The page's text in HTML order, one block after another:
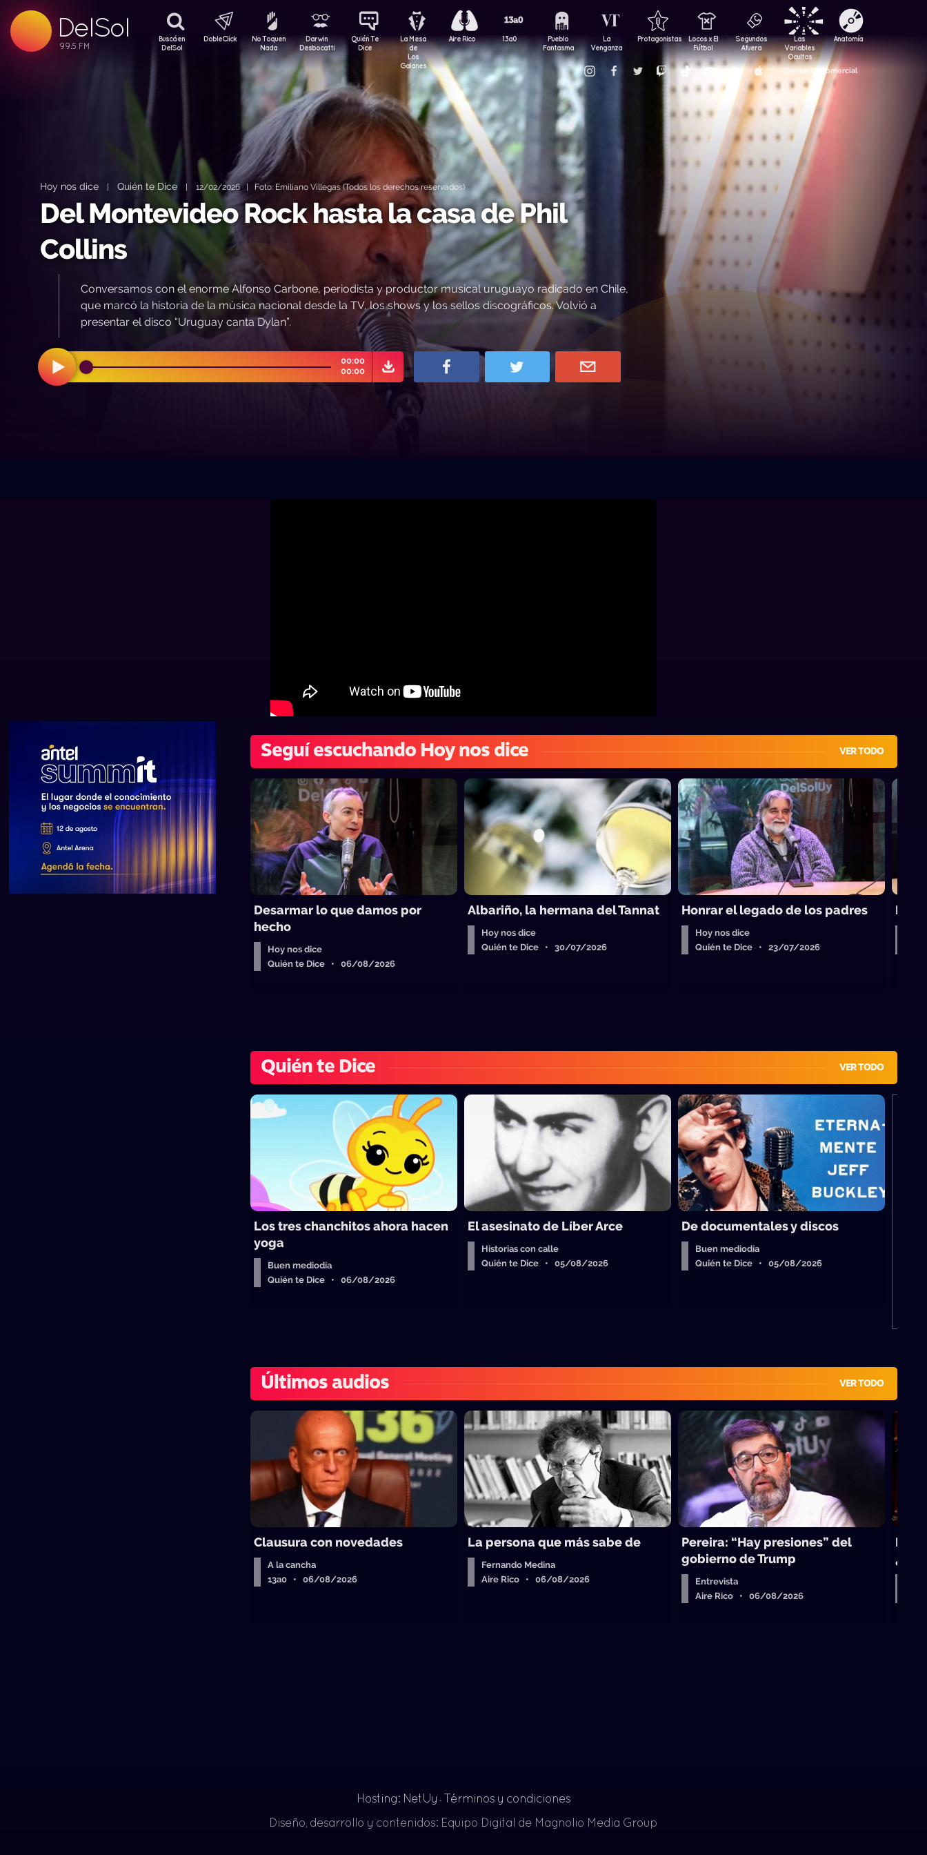
DelSol
99.5 FM
99.5 FM
99.5 FM
Buscá en
DelSol
DobleClick
No Toquen
Nada
Darwin
Desbocatti
Quién Te
Dice
La Mesa
de
Los
Galanes
Aire Rico 13a0
Pueblo
Fantasma
La
Venganza
Protagonistas
Locos x El
Fútbol
Segundos
Afuera
Las
Variables
Ocultas
Anatomía
Contacto Comercial
Hoy nos dice| Quién te Dice | 12/02/2026 | Foto: Emiliano Villegas (Todos los derechos reservados)
Del Montevideo Rock hasta la casa de Phil
Collins
Conversamos con el enorme Alfonso Carbone, periodista y productor musical uruguayo radicado en Chile,
que marcó la historia de la música nacional desde la TV, los shows y los sellos discográficos. Volvió a
presentar el disco “Uruguay canta Dylan”.
00:00
00:00
Seguí escuchando Hoy nos dice VER TODO
Desarmar lo que damos por
hecho
Hoy nos dice
Quién te Dice • 06/08/2026
Albariño, la hermana del Tannat
Hoy nos dice
Quién te Dice • 30/07/2026
Honrar el legado de los padres
Hoy nos dice
Quién te Dice • 23/07/2026
Quién te Dice VER TODO
Los tres chanchitos ahora hacen
yoga
Buen mediodía
Quién te Dice • 06/08/2026
El asesinato de Líber Arce
Historias con calle
Quién te Dice • 05/08/2026
De documentales y discos
Buen mediodía
Quién te Dice • 05/08/2026
Últimos audios VER TODO
Clausura con novedades
A la cancha
13a0 • 06/08/2026
La persona que más sabe de
Fernando Medina
Aire Rico • 06/08/2026
Pereira: “Hay presiones” del
gobierno de Trump
Entrevista
Aire Rico • 06/08/2026
La
Hosting: NetUy - Términos y condiciones
Diseño, desarrollo y contenidos: Equipo Digital de Magnolio Media Group